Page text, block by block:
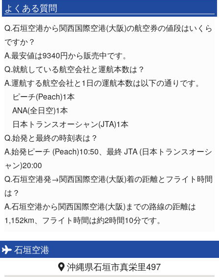
よくある質問
Q.石垣空港から関西国際空港(大阪)の航空券の値段はいくら
ですか？
A.最安値は9340円から販売中です。
Q.就航している航空会社と運航本数は？
A.運航する航空会社と1日の運航本数は以下の通りです。
ピーチ(Peach)1本
ANA(全日空)1本
日本トランスオーシャン(JTA)1本
Q.始発と最終の時刻表は？
A.始発ピーチ (Peach)10:50、最終 JTA (日本トランスオーシ
ャン)20:00
Q.石垣空港発→関西国際空港(大阪)着の距離とフライト時間
は？
A.石垣空港から関西国際空港(大阪)までの路線の距離は
1,152km、フライト時間は約2時間10分です。
石垣空港
沖縄県石垣市真栄里497